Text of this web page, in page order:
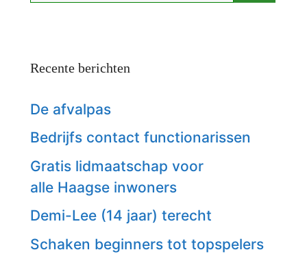
Recente berichten
De afvalpas
Bedrijfs contact functionarissen
Gratis lidmaatschap voor
alle Haagse inwoners
Demi-Lee (14 jaar) terecht
Schaken beginners tot topspelers